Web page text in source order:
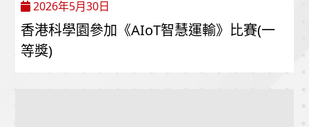
2026年5月30日
香港科學園參加《AIoT智慧運輸》比賽(一
等獎)